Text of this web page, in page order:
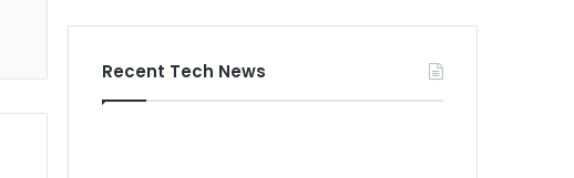
Recent Tech News